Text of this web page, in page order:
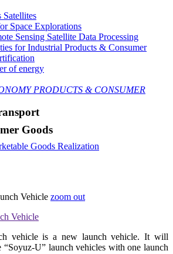
Satellites
Space Explorations
Sensing Satellite Data Processing
for Industrial Products & Consumer
of energy
PRODUCTS & CONSUMER
Goods
Goods Realization
zoom out
Vehicle
vehicle is a new launch vehicle. It will
“Soyuz-U” launch vehicles with one launch